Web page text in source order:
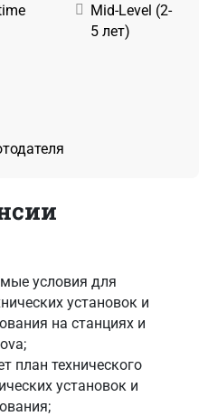
Mid-Level (2-
5 лет)
условия для
установок и
на станциях и
план технического
установок и